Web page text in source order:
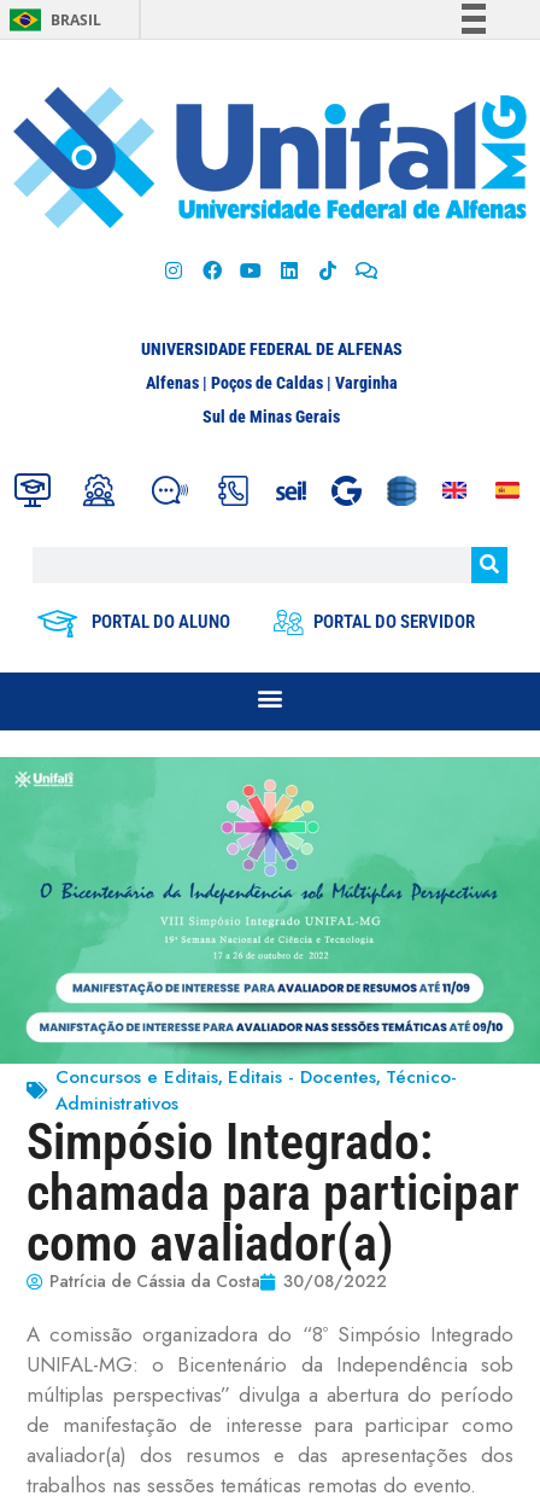
BRASIL
Participe
Acesso à informação
Legislação
UNIVERSIDADE FEDERAL DE ALFENAS
Alfenas | Poços de Caldas | Varginha
Sul de Minas Gerais
PORTAL DO ALUNO PORTAL DO SERVIDOR
Concursos e Editais, Editais - Docentes, Técnico-
Administrativos
Simpósio Integrado:
chamada para participar
como avaliador(a)
Patrícia de Cássia da Costa 30/08/2022
A comissão organizadora do “8º Simpósio Integrado
UNIFAL-MG: o Bicentenário da Independência sob
múltiplas perspectivas” divulga a abertura do período
de manifestação de interesse para participar como
avaliador(a) dos resumos e das apresentações dos
trabalhos nas sessões temáticas remotas do evento.